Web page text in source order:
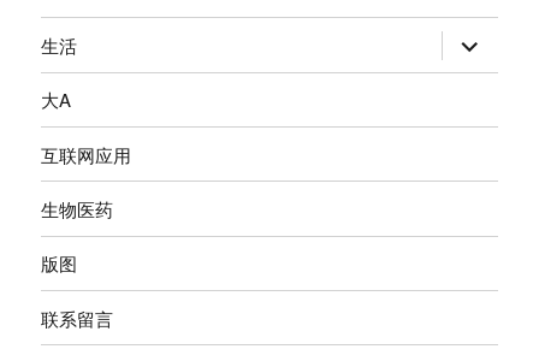
生活
开
大A
互联网应用
生物医药
版图
联系留言